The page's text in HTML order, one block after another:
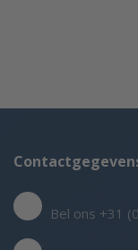
Bel ons +31